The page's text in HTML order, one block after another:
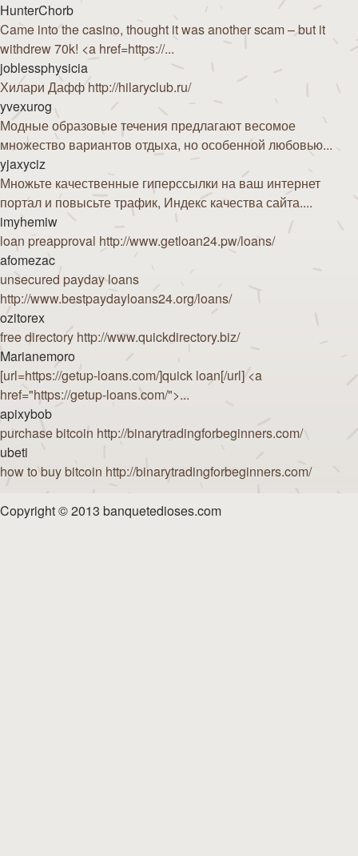
HunterChorb
Came into the casino, thought it was another scam – but it
withdrew 70k! <a href=https://...
joblessphysicia
Хилари Дафф http://hilaryclub.ru/
yvexurog
Модные образовые течения предлагают весомое
множество вариантов отдыха, но особенной любовью...
yjaxyciz
Множьте качественные гиперссылки на ваш интернет
портал и повысьте трафик, Индекс качества сайта....
imyhemiw
loan preapproval http://www.getloan24.pw/loans/
afomezac
unsecured payday loans
http://www.bestpaydayloans24.org/loans/
ozitorex
free directory http://www.quickdirectory.biz/
Marianemoro
[url=https://getup-loans.com/]quick loan[/url] <a
href="https://getup-loans.com/">...
apixybob
purchase bitcoin http://binarytradingforbeginners.com/
ubeti
how to buy bitcoin http://binarytradingforbeginners.com/
Copyright © 2013 banquetedioses.com